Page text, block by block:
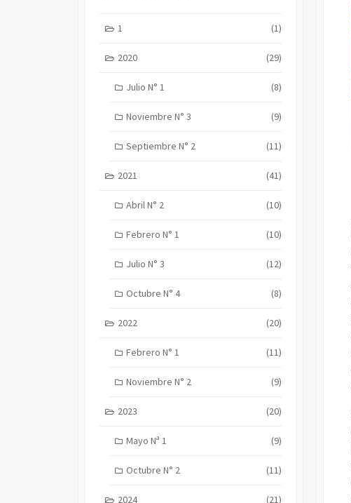
1 (1)
2020 (29)
Julio N° 1 (8)
Noviembre N° 3 (9)
Septiembre N° 2 (11)
2021 (41)
Abril N° 2 (10)
Febrero N° 1 (10)
Julio N° 3 (12)
Octubre N° 4 (8)
2022 (20)
Febrero N° 1 (11)
Noviembre N° 2 (9)
2023 (20)
Mayo Nª 1 (9)
Octubre N° 2 (11)
2024 (21)